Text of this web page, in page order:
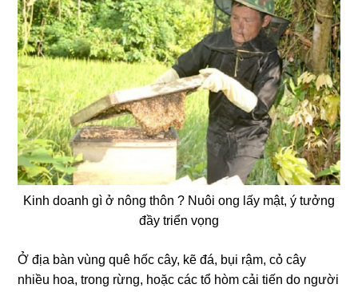
Kinh doanh gì ở nông thôn ? Nuôi ong lấy mật, ý tưởng
đầy triển vọng
Ở địa bàn vùng quê hốc cây, kẽ đá, bụi rậm, cỏ cây
nhiều hoa, trong rừng, hoặc các tổ hòm cải tiến do người